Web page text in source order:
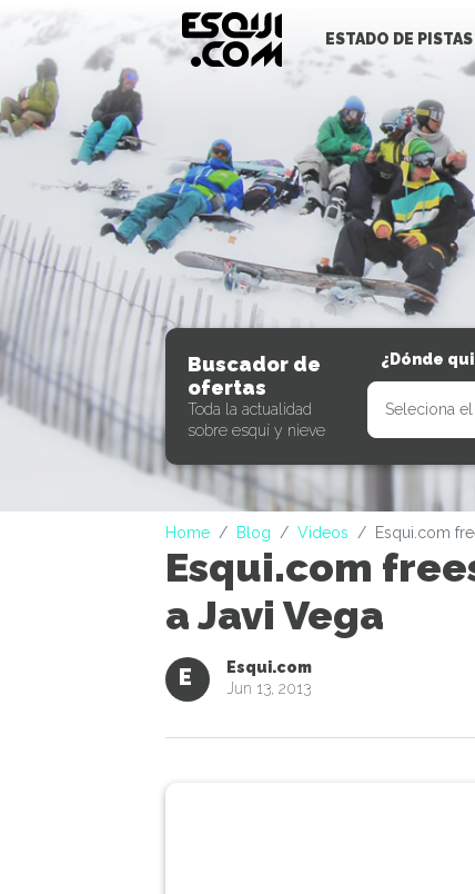
ESTADO DE PISTAS
Buscador de
ofertas
Toda la actualidad
sobre esquí y nieve
¿Dónde
Home Blog Videos Esqui.com
Esqui.com
a Javi Vega
E
Esqui.com
Jun 13, 2013